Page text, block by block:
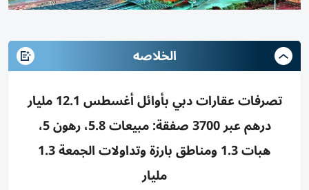
الخلاصه
تصرفات عقارات دبي بأوائل أغسطس 12.1 مليار
درهم عبر 3700 صفقة: مبيعات 5.8، رهون 5،
هبات 1.3 ومناطق بارزة وتداولات الجمعة 1.3
مليار